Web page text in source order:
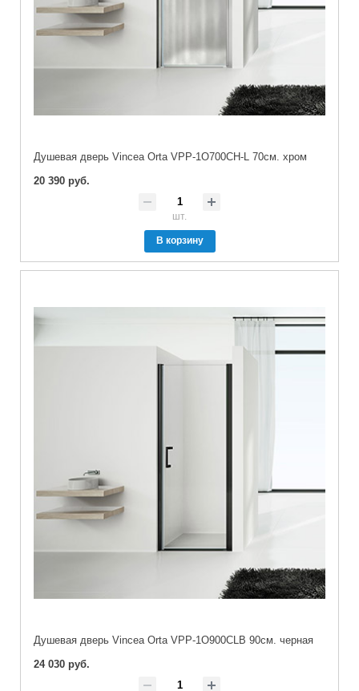
Душевая дверь Vincea Orta VPP-1O700CH-L 70см. хром
20 390 руб.
шт.
В корзину
Душевая дверь Vincea Orta VPP-1O900CLB 90см. черная
24 030 руб.